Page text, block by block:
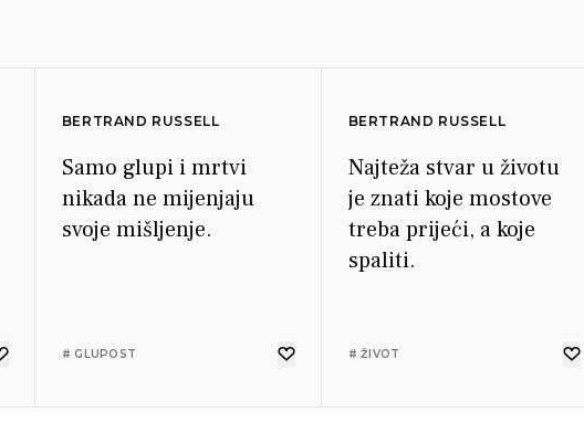
BERTRAND RUSSELL
Samo glupi i mrtvi
nikada ne mijenjaju
svoje mišljenje.
# GLUPOST
BERTRAND RUSSELL
Najteža stvar u životu
je znati koje mostove
treba prijeći, a koje
spaliti.
# ŽIVOT